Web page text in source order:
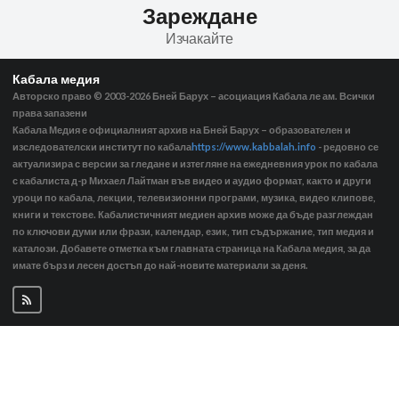
Зареждане
Изчакайте
Кабала медия
Авторско право © 2003-2026 Бней Барух – асоциация Кабала ле ам. Всички
права запазени
Кабала Медия е официалният архив на Бней Барух – образователен и
изследователски институт по кабалаhttps://www.kabbalah.info - редовно се
актуализира с версии за гледане и изтегляне на ежедневния урок по кабала
с кабалиста д-р Михаел Лайтман във видео и аудио формат, както и други
уроци по кабала, лекции, телевизионни програми, музика, видео клипове,
книги и текстове. Кабалистичният медиен архив може да бъде разглеждан
по ключови думи или фрази, календар, език, тип съдържание, тип медия и
каталози. Добавете отметка към главната страница на Кабала медия, за да
имате бърз и лесен достъп до най-новите материали за деня.